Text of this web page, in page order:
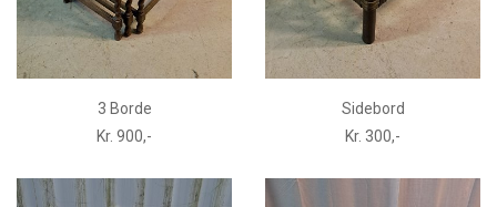
3 Borde
Kr. 900,-
Sidebord
Kr. 300,-